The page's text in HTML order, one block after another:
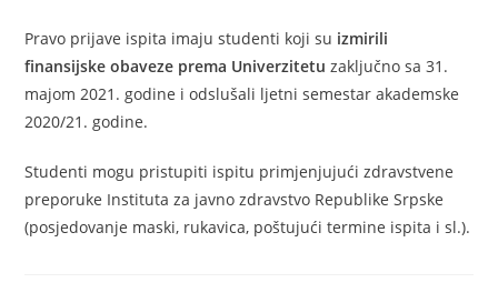
Pravo prijave ispita imaju studenti koji su izmirili
finansijske obaveze prema Univerzitetu zaključno sa 31.
majom 2021. godine i odslušali ljetni semestar akademske
2020/21. godine.
Studenti mogu pristupiti ispitu primjenjujući zdravstvene
preporuke Instituta za javno zdravstvo Republike Srpske
(posjedovanje maski, rukavica, poštujući termine ispita i sl.).